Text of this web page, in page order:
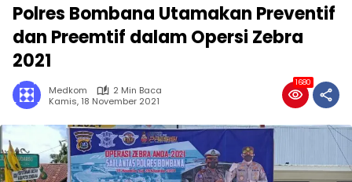
Polres Bombana Utamakan Preventif
dan Preemtif dalam Opersi Zebra
2021
Medkom
2 Min Baca
Kamis, 18 November 2021
1680